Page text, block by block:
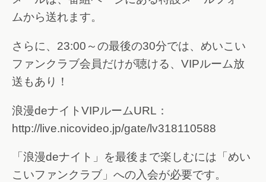
ムから送れます。
さらに、23:00～の最後の30分では、めいこい
ファンクラブ会員だけが聴ける、VIPルーム放
送もあり！
浪漫deナイトVIPルームURL：
http://live.nicovideo.jp/gate/lv318110588
「浪漫deナイト」を最後まで楽しむには「めい
こいファンクラブ」への入会が必要です。